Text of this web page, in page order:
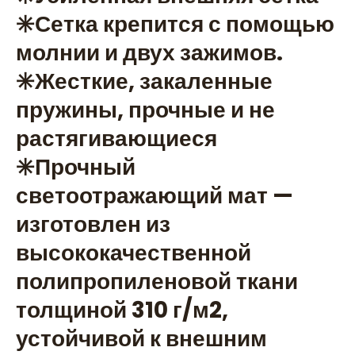
✳️Сетка крепится с помощью
молнии и двух зажимов.
✳️Жесткие, закаленные
пружины, прочные и не
растягивающиеся
✳️Прочный
светоотражающий мат —
изготовлен из
высококачественной
полипропиленовой ткани
толщиной 310 г/м2,
устойчивой к внешним